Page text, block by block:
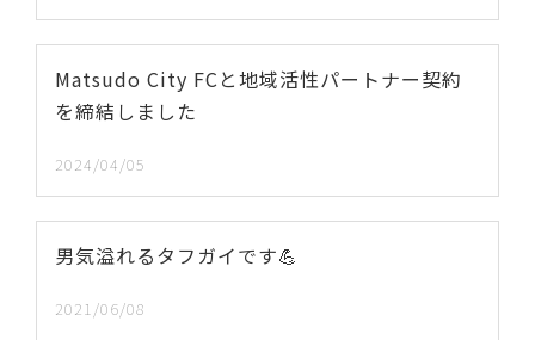
Matsudo City FCと地域活性パートナー契約
を締結しました
2024/04/05
男気溢れるタフガイです💪
2021/06/08